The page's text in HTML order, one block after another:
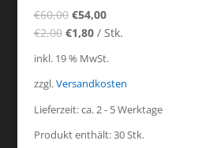
€60,00 €54,00
€2,00 €1,80/ Stk.
inkl. 19 % MwSt.
zzgl.Versandkosten
Lieferzeit:ca. 2 - 5 Werktage
Produkt enthält: 30Stk.